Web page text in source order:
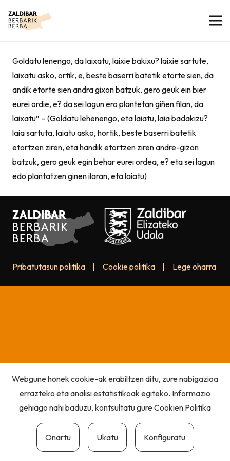
Goldatu lenengo, da laixatu, laixie bakixu? laixie sartute,
laixatu asko, ortik, e, beste baserri batetik etorte sien, da
andik etorte sien andra gixon batzuk, gero geuk ein bier
eurei ordie, e? da sei lagun ero plantetan giñen filan, da
laixatu” – (Goldatu lehenengo, eta laiatu, laia badakizu?
laia sartuta, laiatu asko, hortik, beste baserri batetik
etortzen ziren, eta handik etortzen ziren andre-gizon
batzuk, gero geuk egin behar eurei ordea, e? eta sei lagun
edo plantatzen ginen ilaran, eta laiatu)
Pribatutasun politika Cookie politika Lege oharra
Webgune honek cookie-ak erabiltzen ditu, zure nabigazioa
errazteko eta analisi estatistikoak egiteko. Informazio
gehiago nahi baduzu, kontsultatu gureCookien Politika
Onartu Ukatu Konfiguratu